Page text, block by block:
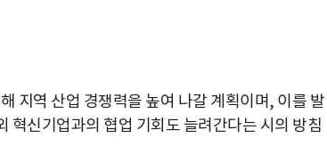
지역 산업 경쟁력을 높여 나갈 계획이며, 이를 발
혁신기업과의 협업 기회도 늘려간다는 시의 방침